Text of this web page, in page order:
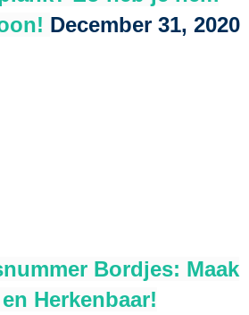
December 31, 2020
Bordjes: Maak
Herkenbaar!